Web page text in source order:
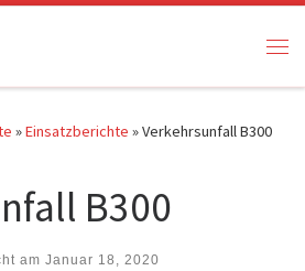
»Einsatzberichte »Verkehrsunfall B300
B300
am Januar 18, 2020